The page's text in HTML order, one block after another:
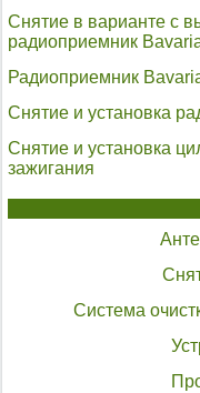
Снятие в варианте с
радиоприемник
Радиоприемник
Снятие и установка
Снятие и установка
зажигания
Система